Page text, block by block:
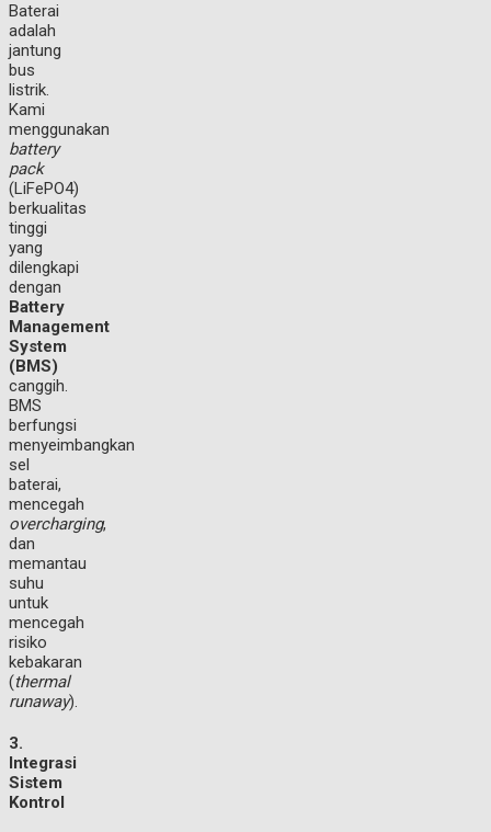
Baterai
adalah
jantung
bus
listrik.
Kami
menggunakan
battery
pack
(LiFePO4)
berkualitas
tinggi
yang
dilengkapi
dengan
Battery
Management
System
(BMS)
canggih.
BMS
berfungsi
menyeimbangkan
sel
baterai,
mencegah
overcharging,
dan
memantau
suhu
untuk
mencegah
risiko
kebakaran
(thermal
runaway).
3.
Integrasi
Sistem
Kontrol